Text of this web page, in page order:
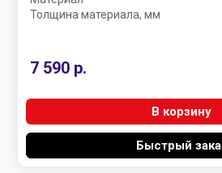
Толщина материала, мм
7 590 р.
В корзину
Быстрый